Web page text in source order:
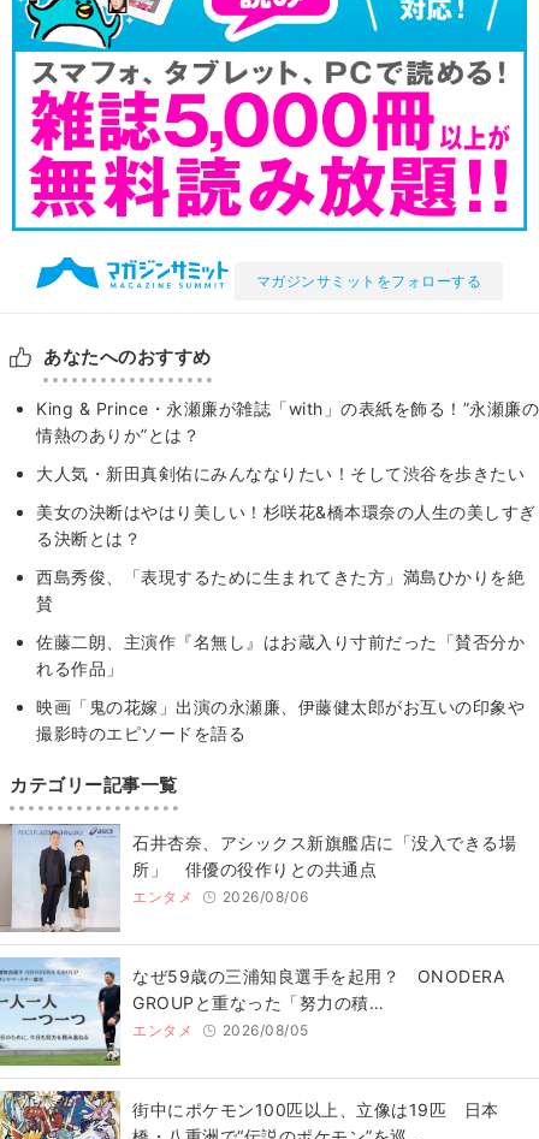
マガジンサミットをフォローする
あなたへのおすすめ
King & Prince・永瀬廉が雑誌「with」の表紙を飾る！”永瀬廉の
情熱のありか”とは？
大人気・新田真剣佑にみんななりたい！そして渋谷を歩きたい
美女の決断はやはり美しい！杉咲花&橋本環奈の人生の美しすぎ
る決断とは？
西島秀俊、「表現するために生まれてきた方」満島ひかりを絶
賛
佐藤二朗、主演作『名無し』はお蔵入り寸前だった「賛否分か
れる作品」
映画「鬼の花嫁」出演の永瀬廉、伊藤健太郎がお互いの印象や
撮影時のエピソードを語る
カテゴリー記事一覧
石井杏奈、アシックス新旗艦店に「没入できる場
所」 俳優の役作りとの共通点
エンタメ 2026/08/06
なぜ59歳の三浦知良選手を起用？ ONODERA
GROUPと重なった「努力の積…
エンタメ 2026/08/05
街中にポケモン100匹以上、立像は19匹 日本